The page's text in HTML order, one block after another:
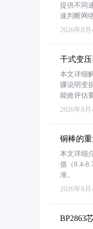
提供不同
速判断网
2026年8月
干式变
本文详细
骤说明变
能效评估
2026年8月
铜棒的
本文详细
值（8.4-
准。
2026年8月
BP2863